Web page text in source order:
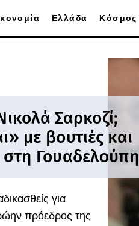
Ελλάδα Κόσμος
Σαρκοζί;
με βουτιές και
στη Γουαδελούπη
για
πρόεδρος της